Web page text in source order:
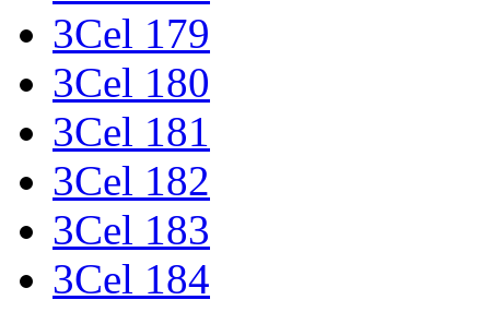
3Cel 179
3Cel 180
3Cel 181
3Cel 182
3Cel 183
3Cel 184